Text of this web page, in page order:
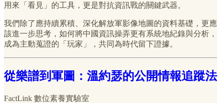
用來「看見」的工具，更是對抗資訊戰的關鍵武器。
我們除了應持續累積、深化解放軍影像地圖的資料基礎，更應
該進一步思考，如何將中國資訊操弄更有系統地紀錄與分析，
成為主動蒐證的「玩家」，共同為時代留下證據。
從樂譜到軍圖：溫約瑟的公開情報追蹤法
FactLink 數位素養實驗室